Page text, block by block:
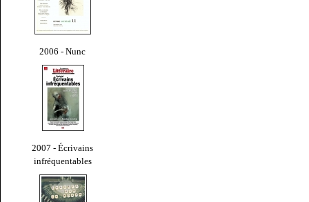
2006 - Nunc
2007 - Écrivains
infréquentables